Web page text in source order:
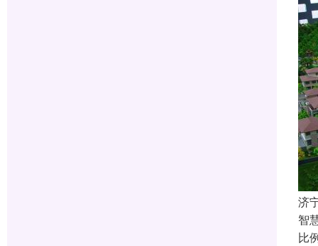
济
智
比